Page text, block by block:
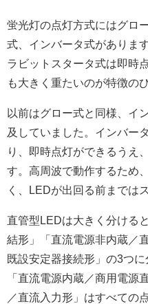
蛍光灯の点灯方式にはグロ
式、インバータ式があります
ラビットスタータ式は即時
も大きく重たいのが特徴の
以前はグロー式と同様、イ
及していました。インバー
り、即時点灯ができるうえ
す。高周波で動作するため
く、LEDが出回る前までは
直管型LEDは大きく分ける
結形」「直流電源非内蔵／
既設安定器接続形」の3つに
「直流電源内蔵／商用電源
／直流入力形」はすべての